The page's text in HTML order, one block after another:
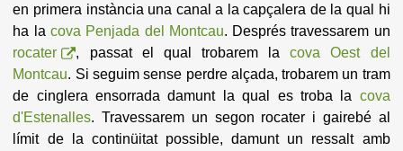
en primera instància una canal a la capçalera de la qual hi
ha la cova Penjada del Montcau. Després travessarem un
rocater
, passat el qual trobarem lacova Oest del
Montcau. Si seguim sense perdre alçada, trobarem un tram
de cinglera ensorrada damunt la qual es troba la cova
d'Estenalles. Travessarem un segon rocater i gairebé al
límit de la continüitat possible, damunt un ressalt amb